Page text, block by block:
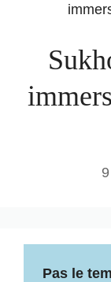
Pas le